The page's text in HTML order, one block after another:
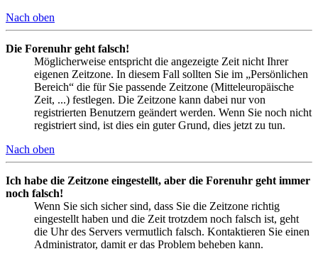
Nach oben
Die Forenuhr geht falsch!
Möglicherweise entspricht die angezeigte Zeit nicht Ihrer
eigenen Zeitzone. In diesem Fall sollten Sie im „Persönlichen
Bereich“ die für Sie passende Zeitzone (Mitteleuropäische
Zeit, ...) festlegen. Die Zeitzone kann dabei nur von
registrierten Benutzern geändert werden. Wenn Sie noch nicht
registriert sind, ist dies ein guter Grund, dies jetzt zu tun.
Nach oben
Ich habe die Zeitzone eingestellt, aber die Forenuhr geht immer
noch falsch!
Wenn Sie sich sicher sind, dass Sie die Zeitzone richtig
eingestellt haben und die Zeit trotzdem noch falsch ist, geht
die Uhr des Servers vermutlich falsch. Kontaktieren Sie einen
Administrator, damit er das Problem beheben kann.